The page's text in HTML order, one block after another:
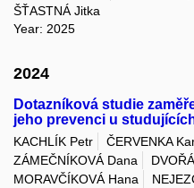
ŠŤASTNÁ Jitka
Year: 2025
2024
Dotazníková studie
jeho prevenci u
KACHLÍK Petr ČERVENKA
ZÁMEČNÍKOVÁ Dana
MORAVČÍKOVÁ Hana